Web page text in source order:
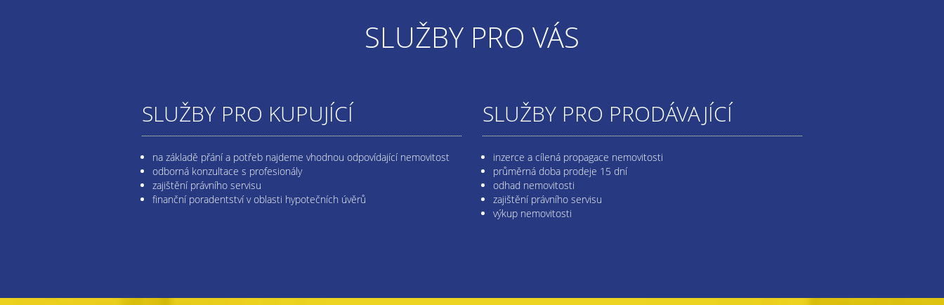
SLUŽBY PRO VÁS
SLUŽBY PRO KUPUJÍCÍ
na základě přání a potřeb najdeme vhodnou odpovídající nemovitost
odborná konzultace s profesionály
zajištění právního servisu
finanční poradentství v oblasti hypotečních úvěrů
SLUŽBY PRO PRODÁVAJÍCÍ
inzerce a cílená propagace nemovitosti
průměrná doba prodeje 15 dní
odhad nemovitosti
zajištění právního servisu
výkup nemovitosti